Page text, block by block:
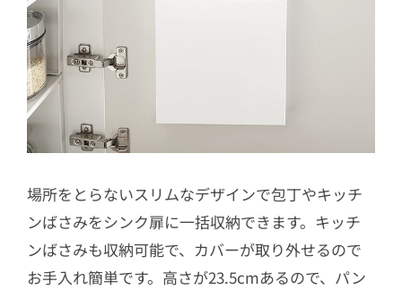
場所をとらないスリムなデザインで包丁やキッチ
ンばさみをシンク扉に一括収納できます。キッチ
ンばさみも収納可能で、カバーが取り外せるので
お手入れ簡単です。高さが23.5cmあるので、パン